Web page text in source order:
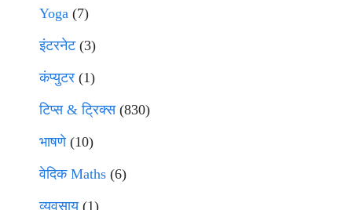
Yoga (7)
इंटरनेट(3)
कंप्युटर (1)
टिप्स & ट्रिक्स(830)
भाषणे(10)
वेदिक Maths (6)
व्यवसाय(1)